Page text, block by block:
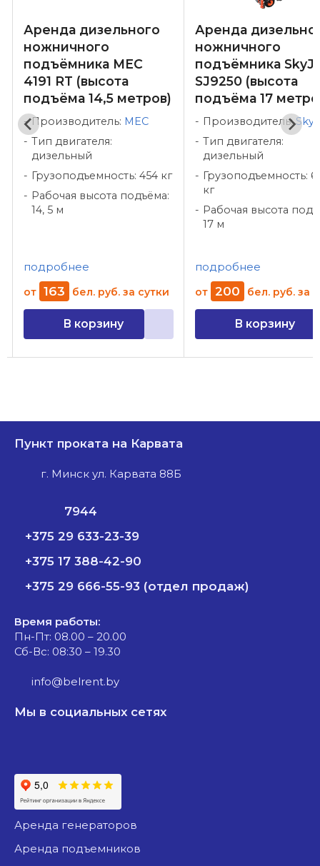
Аренда дизельного
ножничного
подъёмника MEC
4191 RT (высота
подъёма 14,5 метров)
Производитель: MEC
Тип двигателя:
дизельный
Грузоподъемность: 454 кг
Рабочая высота подъёма:
14, 5 м
подробнее
от 163 бел. руб. за сутки
В корзину
Аренда
ножничного
подъёмника
SJ9250 (высота
подъёма 17
Производитель:
Тип двигателя:
дизельный
Грузоподъемность:
кг
Рабочая высота
17 м
подробнее
от 200 бел. руб. за
В корзину
Пункт проката на Карвата
г. Минск ул. Карвата 88Б
7944
+375 29 633-23-39
+375 17 388-42-90
+375 29 666-55-93 (отдел продаж)
Время работы:
Пн-Пт: 08.00 – 20.00
Сб-Вс: 08:30 – 19.30
info@belrent.by
Мы в социальных сетях
аренда генераторов
аренда подъемников